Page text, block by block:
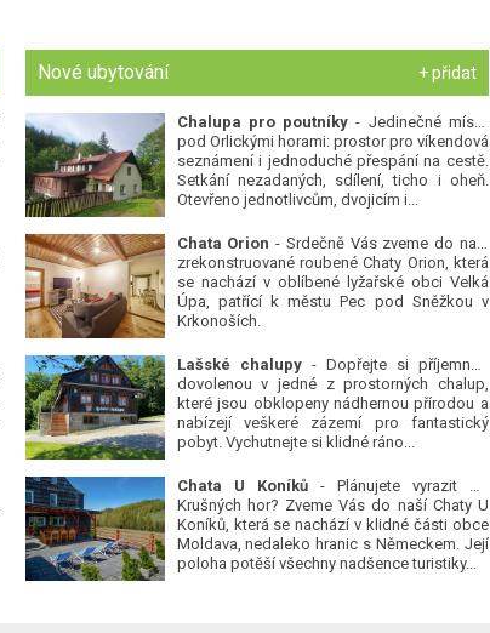
Nové ubytování + přidat
Chalupa pro poutníky - Jedinečné místo
pod Orlickými horami: prostor pro víkendová
seznámení i jednoduché přespání na cestě.
Setkání nezadaných, sdílení, ticho i oheň.
Otevřeno jednotlivcům, dvojicím i...
Chata Orion - Srdečně Vás zveme do naší
zrekonstruované roubené Chaty Orion, která
se nachází v oblíbené lyžařské obci Velká
Úpa, patřící k městu Pec pod Sněžkou v
Krkonoších.
Lašské chalupy- Dopřejte si příjemnou
dovolenou v jedné z prostorných chalup,
které jsou obklopeny nádhernou přírodou a
nabízejí veškeré zázemí pro fantastický
pobyt. Vychutnejte si klidné ráno...
Chata U Koníků- Plánujete vyrazit do
Krušných hor? Zveme Vás do naší Chaty U
Koníků, která se nachází v klidné části obce
Moldava, nedaleko hranic s Německem. Její
poloha potěší všechny nadšence turistiky...